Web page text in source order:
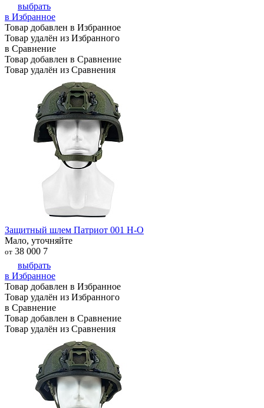
выбрать
в Избранное
Товар добавлен в Избранное
Товар удалён из Избранного
в Сравнение
Товар добавлен в Сравнение
Товар удалён из Сравнения
Защитный шлем Патриот 001 Н-О
Мало, уточняйте
от 38 000 7
выбрать
в Избранное
Товар добавлен в Избранное
Товар удалён из Избранного
в Сравнение
Товар добавлен в Сравнение
Товар удалён из Сравнения